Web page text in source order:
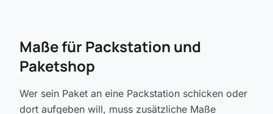
Maße für Packstation und
Paketshop
Wer sein Paket an eine Packstation schicken oder
dort aufgeben will, muss zusätzliche Maße